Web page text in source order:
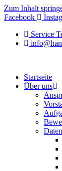
Zum Inhalt
Facebook
Service
Startseite
Über uns